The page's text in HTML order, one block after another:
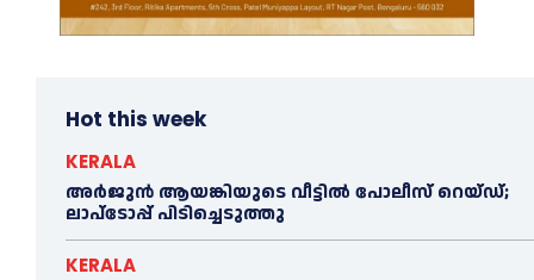
Hot this week
KERALA
അര്‍ജുൻ ആയങ്കിയുടെ വീട്ടില്‍ പോലീസ് റെയ്ഡ്;
ലാപ്ടോപ്പ് പിടിച്ചെടുത്തു
KERALA